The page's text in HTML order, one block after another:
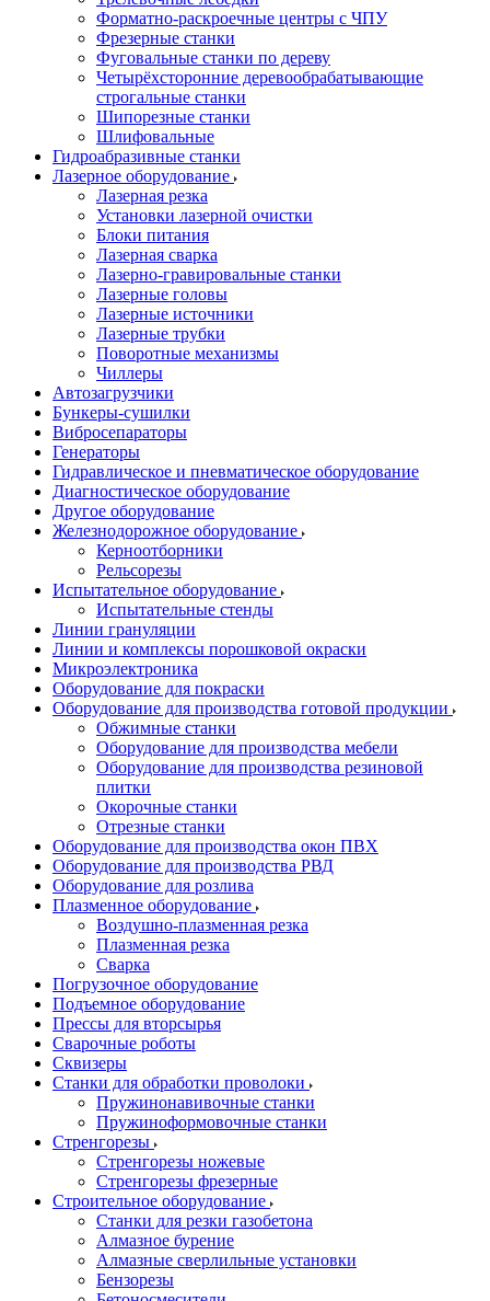
Форматно-раскроечные центры с ЧПУ
Фрезерные станки
Фуговальные станки по дереву
Четырёхсторонние деревообрабатывающие
строгальные станки
Шипорезные станки
Шлифовальные
Гидроабразивные станки
Лазерное оборудование
Лазерная резка
Установки лазерной очистки
Блоки питания
Лазерная сварка
Лазерно-гравировальные станки
Лазерные головы
Лазерные источники
Лазерные трубки
Поворотные механизмы
Чиллеры
Автозагрузчики
Бункеры-сушилки
Вибросепараторы
Генераторы
Гидравлическое и пневматическое оборудование
Диагностическое оборудование
Другое оборудование
Железнодорожное оборудование
Керноотборники
Рельсорезы
Испытательное оборудование
Испытательные стенды
Линии грануляции
Линии и комплексы порошковой окраски
Микроэлектроника
Оборудование для покраски
Оборудование для производства готовой продукции
Обжимные станки
Оборудование для производства мебели
Оборудование для производства резиновой
плитки
Окорочные станки
Отрезные станки
Оборудование для производства окон ПВХ
Оборудование для производства РВД
Оборудование для розлива
Плазменное оборудование
Воздушно-плазменная резка
Плазменная резка
Сварка
Погрузочное оборудование
Подъемное оборудование
Прессы для вторсырья
Сварочные роботы
Сквизеры
Станки для обработки проволоки
Пружинонавивочные станки
Пружиноформовочные станки
Стренгорезы
Стренгорезы ножевые
Стренгорезы фрезерные
Строительное оборудование
Станки для резки газобетона
Алмазное бурение
Алмазные сверлильные установки
Бензорезы